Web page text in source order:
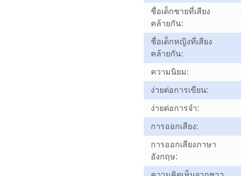
ชื่อเด็กชายที่เสียง
คล้ายกัน:
ชื่อเด็กหญิงที่เสียง
คล้ายกัน:
ความนิยม:
ง่ายต่อการเขียน:
ง่ายต่อการจำ:
การออกเสียง:
การออกเสียงภาษา
อังกฤษ: